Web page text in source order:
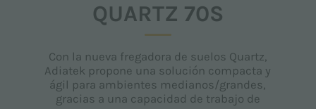
QUARTZ 70S
Con la nueva fregadora de suelos Quartz,
Adiatek propone una solución compacta y
ágil para ambientes medianos/grandes,
gracias a una capacidad de trabajo de